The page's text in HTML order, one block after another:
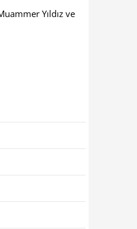
Yıldız ve